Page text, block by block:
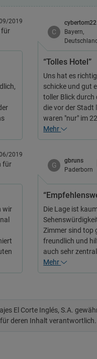
2019
C
cybertom22
Bayern,
Deutschland
“Tolles Hotel”
Uns hat es
schicke und gut
toller Blick durch
die vor der Stadt
waren "nur" im
Mehr
2019
wir
G
gbruns
Paderborn
Die Lage ist
Zimmer sind top
freundlich und
auch sehr
Mehr
El Corte Inglés, S.A.
deren Inhalt verantwortlich.